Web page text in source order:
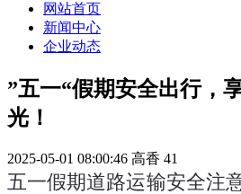
网站首页
新闻中心
企业动态
”五一“假期安全出行，
光！
2025-05-01 08:00:46 高香 41
五一假期道路运输安全注